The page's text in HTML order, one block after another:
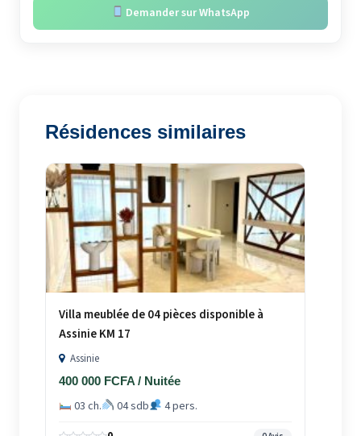
Demander sur WhatsApp
Résidences similaires
Villa meublée de 04 pièces disponible à
Assinie KM 17
Assinie
400 000 FCFA / Nuitée
03 ch. 04 sdb 4 pers.